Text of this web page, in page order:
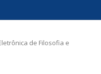
de Filosofia e